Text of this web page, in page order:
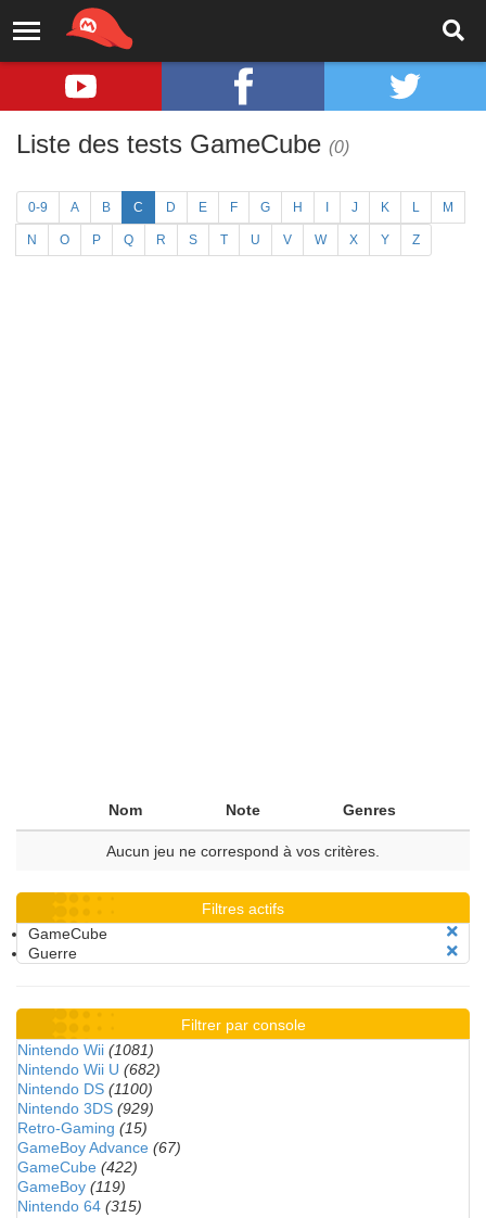
Liste des tests GameCube (0)
0-9 A B C D E F G H J K L M
N O P Q R S T U V W X Y Z
Nom Note Genres
Aucun jeu ne correspond à vos critères.
Filtres actifs
GameCube
Guerre
Filtrer par console
Nintendo Wii (1081)
Nintendo Wii U (682)
Nintendo DS (1100)
Nintendo 3DS (929)
Retro-Gaming (15)
GameBoy Advance (67)
GameCube (422)
GameBoy (119)
Nintendo 64 (315)